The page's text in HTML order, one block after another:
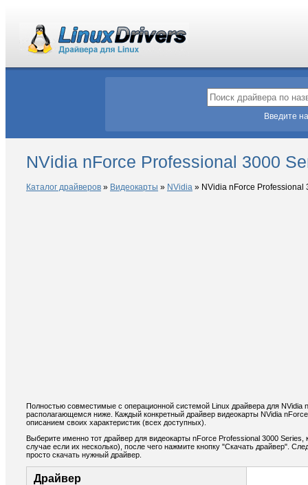
Введите
NVidia nForce Professional 3000
Каталог драйверов » Видеокарты » NVidia » NVidia nForce Professional
Полностью совместимые с операционной системой Linux драйвера для NVidia
располагающемся ниже. Каждый конкретный драйвер видеокарты NVidia
описанием своих характеристик (всех доступных).
Выберите именно тот драйвер для видеокарты nForce Professional 3000
случае если их несколько), после чего нажмите кнопку "Скачать драйвер".
просто скачать нужный драйвер.
Драйвер